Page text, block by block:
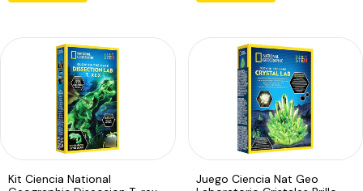
Kit Ciencia National
Juego Ciencia Nat Geo